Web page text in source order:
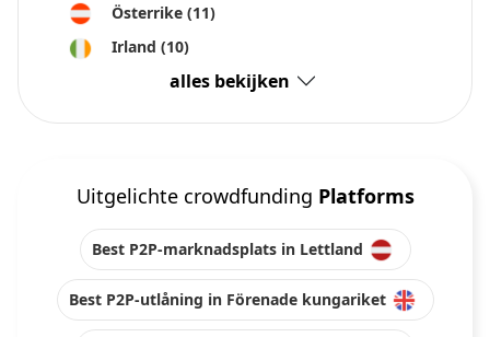
Österrike (11)
Irland (10)
alles bekijken
Uitgelichte crowdfunding Platforms
Best P2P-marknadsplats in Lettland
Best P2P-utlåning in Förenade kungariket